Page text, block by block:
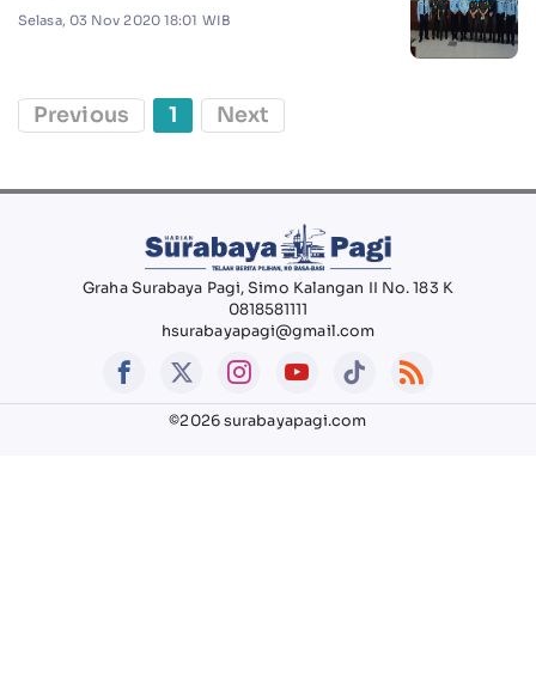
Selasa, 03 Nov 2020 18:01 WIB
Previous 1 Next
Graha Surabaya Pagi, Simo Kalangan II No. 183 K
0818581111
hsurabayapagi@gmail.com
©2026 surabayapagi.com